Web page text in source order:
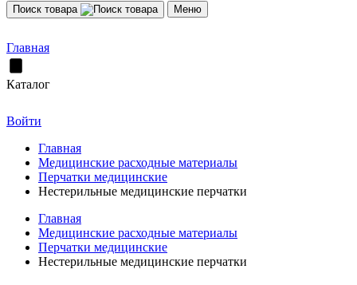
Поиск товара Меню
Главная
Каталог
Войти
Главная
Медицинские расходные материалы
Перчатки медицинские
Нестерильные медицинские перчатки
Главная
Медицинские расходные материалы
Перчатки медицинские
Нестерильные медицинские перчатки